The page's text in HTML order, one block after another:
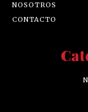
NOSOTROS
CONTACTO